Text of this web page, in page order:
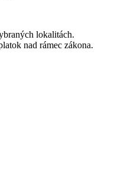
lokalitách.
nad rámec zákona.